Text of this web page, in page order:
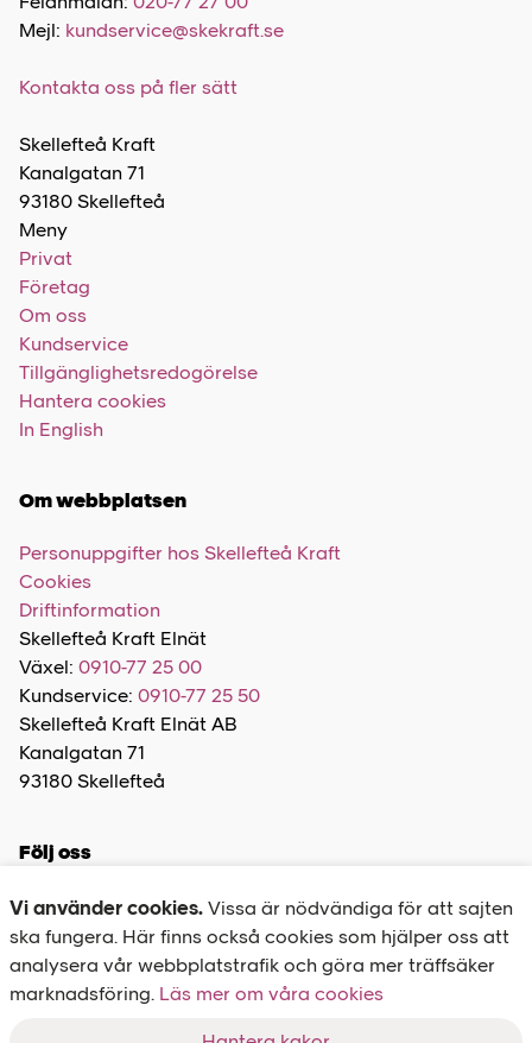
Vi använder cookies. Vissa är nödvändiga för att sajten
ska fungera. Här finns också cookies som hjälper oss att
analysera vår webbplatstrafik och göra mer träffsäker
marknadsföring. Läs mer om våra cookies
Mejl: kundservice@skekraft.se
Kontakta oss på fler sätt
Skellefteå Kraft
Kanalgatan 71
93180 Skellefteå
Meny
Privat
Företag
Om oss
Kundservice
Tillgänglighetsredogörelse
Hantera cookies
In English
Om webbplatsen
Personuppgifter hos Skellefteå Kraft
Cookies
Driftinformation
Skellefteå Kraft Elnät
Växel: 0910-77 25 00
Kundservice: 0910-77 25 50
Skellefteå Kraft Elnät AB
Kanalgatan 71
93180 Skellefteå
Följ oss
Felanmälan